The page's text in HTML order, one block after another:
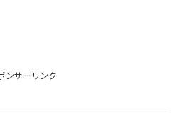
ンサーリンク